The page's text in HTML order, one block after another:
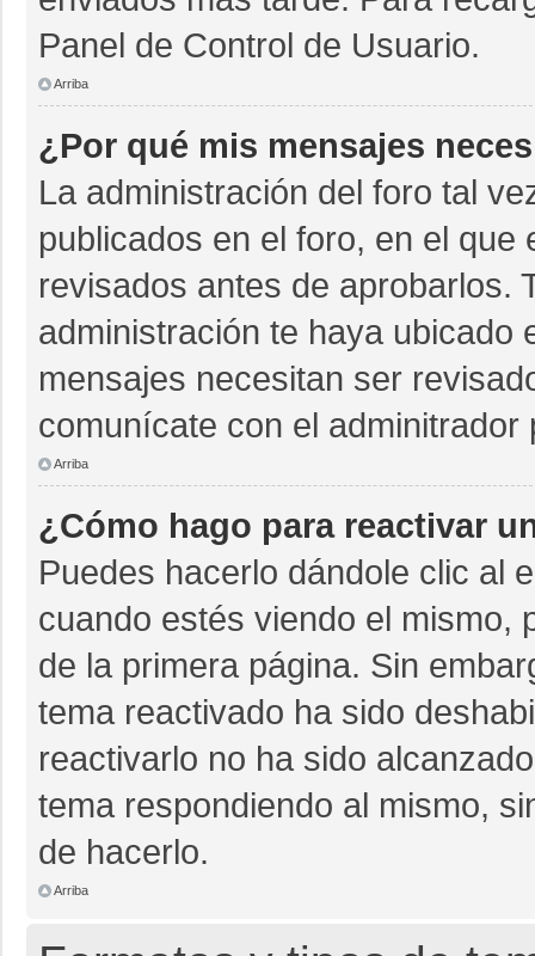
Panel de Control de Usuario.
Arriba
¿Por qué mis mensajes
La administración del foro tal
publicados en el foro, en el
revisados antes de aprobarlos.
administración te haya ubicado
mensajes necesitan ser
comunícate con el
Arriba
¿Cómo hago para reactivar
Puedes hacerlo dándole clic al
cuando estés viendo el mismo,
de la primera página. Sin
tema reactivado ha sido
reactivarlo no ha sido
tema respondiendo al mismo,
de hacerlo.
Arriba